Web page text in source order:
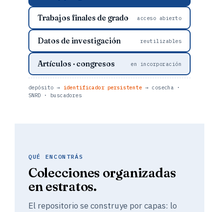
Trabajos finales de grado acceso abierto
Datos de investigación reutilizables
Artículos · congresos en incorporación
depósito → identificador persistente → cosecha ·
SNRD · buscadores
QUÉ ENCONTRÁS
Colecciones organizadas
en estratos.
El repositorio se construye por capas: lo